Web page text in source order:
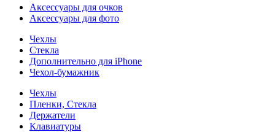
Аксессуары для очков
Аксессуары для фото
Чехлы
Стекла
Дополнительно для iPhone
Чехол-бумажник
Чехлы
Пленки, Стекла
Держатели
Клавиатуры